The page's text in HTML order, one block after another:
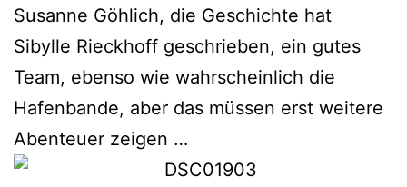
Susanne Göhlich, die Geschichte hat
Sibylle Rieckhoff geschrie­ben, ein gutes
Team, eben­so wie wahr­schein­lich die
Hafenbande, aber das müs­sen erst wei­te­re
Abenteuer zeigen …